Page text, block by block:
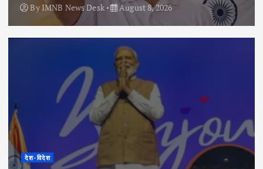
By IMNB News Desk August 8, 2026
देश-विदेश